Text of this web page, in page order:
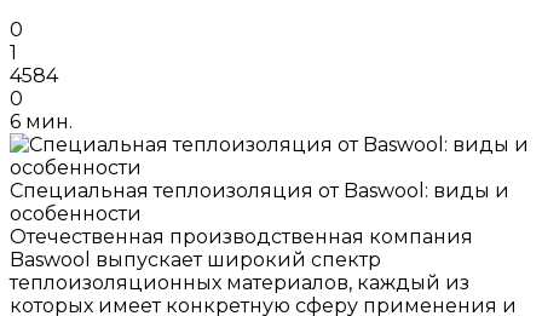
0
1
4584
0
6 мин.
Специальная теплоизоляция от Baswool: виды и
особенности
Отечественная производственная компания
Baswool выпускает широкий спектр
теплоизоляционных материалов, каждый из
которых имеет конкретную сферу применения и